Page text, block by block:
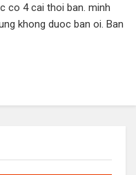
co 4 cai thoi ban. minh
khong duoc ban oi. Ban